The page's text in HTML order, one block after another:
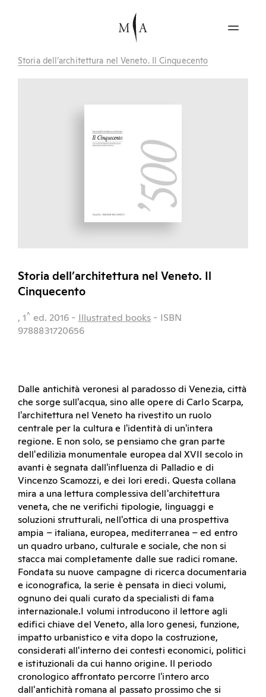
Storia dell’architettura nel Veneto. Il Cinquecento
Storia dell’architettura nel Veneto. Il
Cinquecento
, 1^ ed. 2016 - Illustrated books - ISBN
9788831720656
Dalle antichità veronesi al paradosso di Venezia, città
che sorge sull'acqua, sino alle opere di Carlo Scarpa,
l'architettura nel Veneto ha rivestito un ruolo
centrale per la cultura e l'identità di un'intera
regione. E non solo, se pensiamo che gran parte
dell'edilizia monumentale europea dal XVII secolo in
avanti è segnata dall'influenza di Palladio e di
Vincenzo Scamozzi, e dei lori eredi. Questa collana
mira a una lettura complessiva dell'architettura
veneta, che ne verifichi tipologie, linguaggi e
soluzioni strutturali, nell'ottica di una prospettiva
ampia – italiana, europea, mediterranea – ed entro
un quadro urbano, culturale e sociale, che non si
stacca mai completamente dalle sue radici romane.
Fondata su nuove campagne di ricerca documentaria
e iconografica, la serie è pensata in dieci volumi,
ognuno dei quali curato da specialisti di fama
internazionale.I volumi introducono il lettore agli
edifici chiave del Veneto, alla loro genesi, funzione,
impatto urbanistico e vita dopo la costruzione,
considerati all'interno dei contesti economici, politici
e istituzionali da cui hanno origine. Il periodo
cronologico affrontato percorre l'intero arco
dall'antichità romana al passato prossimo che si